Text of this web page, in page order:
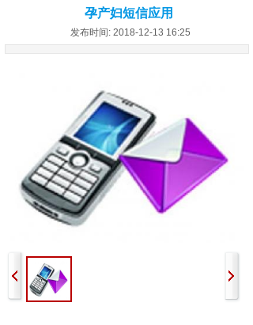
孕产妇短信应用
发布时间: 2018-12-13 16:25